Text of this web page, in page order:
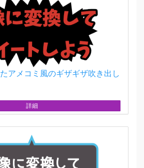
アメコミ風のギザギザ吹き出し
詳細